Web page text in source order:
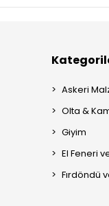
Askeri
Olta &
Giyim
El Feneri
Fırdöndü